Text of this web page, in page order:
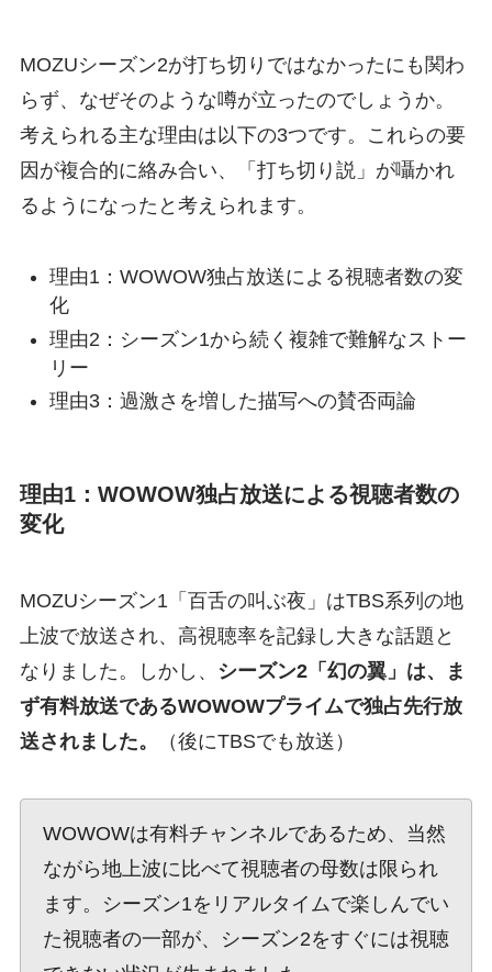
MOZUシーズン2が打ち切りではなかったにも関わ
らず、なぜそのような噂が立ったのでしょうか。
考えられる主な理由は以下の3つです。これらの要
因が複合的に絡み合い、「打ち切り説」が囁かれ
るようになったと考えられます。
理由1：WOWOW独占放送による視聴者数の変
化
理由2：シーズン1から続く複雑で難解なストー
リー
理由3：過激さを増した描写への賛否両論
理由1：WOWOW独占放送による視聴者数の
変化
MOZUシーズン1「百舌の叫ぶ夜」はTBS系列の地
上波で放送され、高視聴率を記録し大きな話題と
なりました。しかし、
シーズン2「幻の翼」は、ま
ず有料放送であるWOWOWプライムで独占先行放
送されました。
（後にTBSでも放送）
WOWOWは有料チャンネルであるため、当然
ながら地上波に比べて視聴者の母数は限られ
ます。シーズン1をリアルタイムで楽しんでい
た視聴者の一部が、シーズン2をすぐには視聴